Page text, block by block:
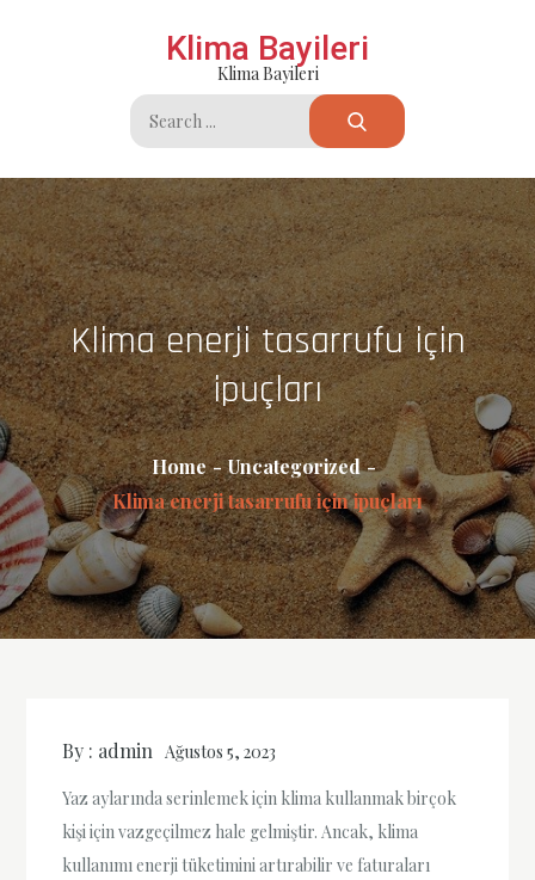
Klima Bayileri
Klima Bayileri
Search
for:
Klima enerji tasarrufu için
ipuçları
Home
Uncategorized
Klima enerji tasarrufu için ipuçları
By : admin Ağustos 5, 2023
Yaz aylarında serinlemek için klima kullanmak birçok
kişi için vazgeçilmez hale gelmiştir. Ancak, klima
kullanımı enerji tüketimini artırabilir ve faturaları